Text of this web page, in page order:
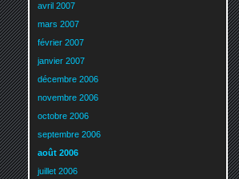
avril 2007
mars 2007
février 2007
janvier 2007
décembre 2006
novembre 2006
octobre 2006
septembre 2006
août 2006
juillet 2006